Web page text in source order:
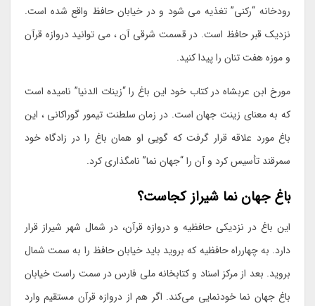
رودخانه “رکنی” تغذیه می شود و در خیابان حافظ واقع شده است.
نزدیک قبر حافظ است. در قسمت شرقی آن ، می توانید دروازه قرآن
و موزه هفت تنان را پیدا کنید.
مورخ ابن عربشاه در کتاب خود این باغ را “زینات الدنیا” نامیده است
که به معنای زینت جهان است. در زمان سلطنت تیمور گوراکانی ، این
باغ مورد علاقه قرار گرفت که گویی او همان باغ را در زادگاه خود
سمرقند تأسیس کرد و آن را “جهان نما” نامگذاری کرد.
باغ جهان نما شیراز کجاست؟
این باغ در نزدیکی حافظیه و دروازه قرآن، در شمال شهر شیراز قرار
دارد. به چهارراه حافظیه که بروید باید خیابان حافظ را به سمت شمال
بروید. بعد از مرکز اسناد و کتابخانه ملی فارس در سمت راست خیابان
باغ جهان نما خودنمایی می‌کند. اگر هم از دروازه قرآن مستقیم وارد